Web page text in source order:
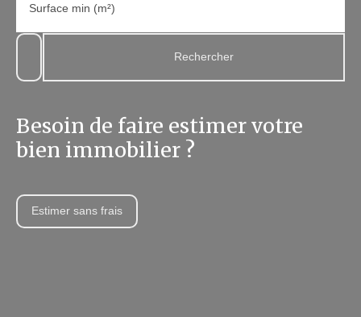
Surface min (m²)
Rechercher
Besoin de faire estimer votre
bien immobilier ?
Estimer sans frais